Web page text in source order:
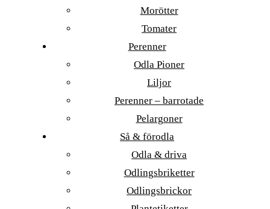
Morötter
Tomater
Perenner
Odla Pioner
Liljor
Perenner – barrotade
Pelargoner
Så & förodla
Odla & driva
Odlingsbriketter
Odlingsbrickor